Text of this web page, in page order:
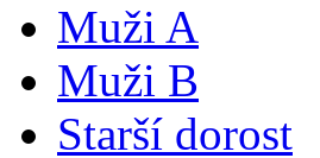
Muži A
Muži B
Starší dorost